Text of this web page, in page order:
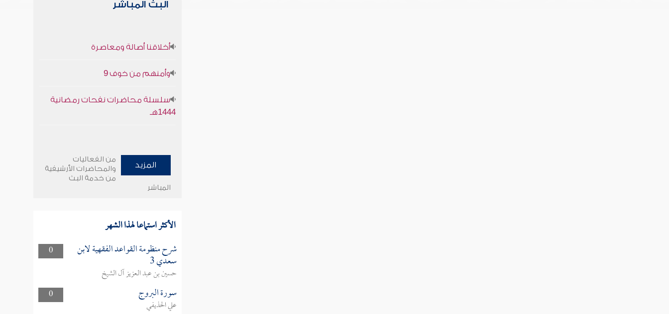
البث المباشر
أخلاقنا أصالة ومعاصرة
وأمنهم من خوف 9
سلسلة محاضرات نفحات رمضانية
1444هـ
المزيد
من الفعاليات
والمحاضرات الأرشيفية
من خدمة البث
المباشر
الأكثر استماعا لهذا الشهر
0 شرح منظومة القواعد الفقهية لابن
سعدي 3
حسين بن عبد العزيز آل الشيخ
0
سورة البروج
علي الحذيفي